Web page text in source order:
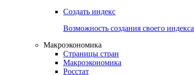
Создать индекс
Возможность создания своего индекса
Макроэкономика
Страницы стран
Макроэкономика
Росстат